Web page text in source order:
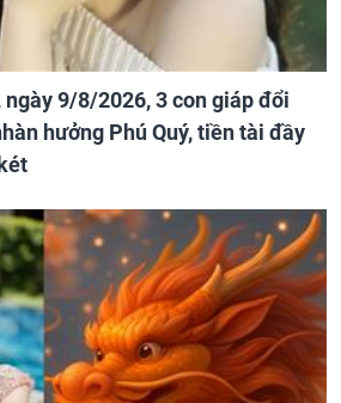
9/8/2026, 3 con giáp đổi
hưởng Phú Quý, tiền tài đầy